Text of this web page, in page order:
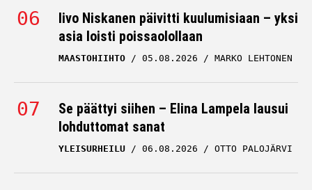
Iivo Niskanen päivitti kuulumisiaan – yksi
asia loisti poissaolollaan
MAASTOHIIHTO 05.08.2026 MARKO LEHTONEN
Se päättyi siihen – Elina Lampela lausui
lohduttomat sanat
YLEISURHEILU 06.08.2026 OTTO PALOJÄRVI